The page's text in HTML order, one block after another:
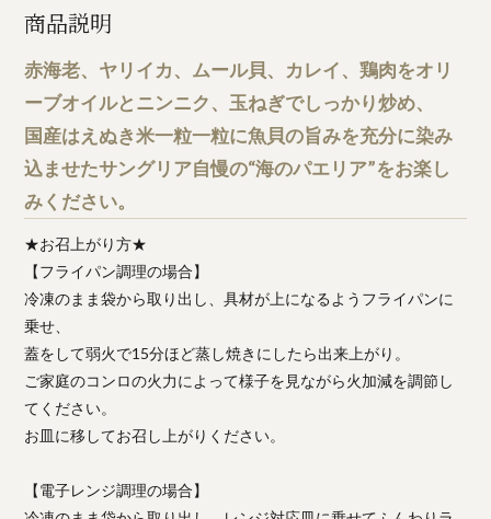
商品説明
赤海老、ヤリイカ、ムール貝、カレイ、鶏肉をオリ
ーブオイルとニンニク、玉ねぎでしっかり炒め、
国産はえぬき米一粒一粒に魚貝の旨みを充分に染み
込ませたサングリア自慢の“海のパエリア”をお楽し
みください。
★お召上がり方★
【フライパン調理の場合】
冷凍のまま袋から取り出し、具材が上になるようフライパンに
乗せ、
蓋をして弱火で15分ほど蒸し焼きにしたら出来上がり。
ご家庭のコンロの火力によって様子を見ながら火加減を調節し
てください。
お皿に移してお召し上がりください。
【電子レンジ調理の場合】